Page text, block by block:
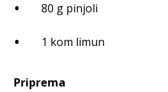
80 g pinjoli
1 kom limun
Priprema